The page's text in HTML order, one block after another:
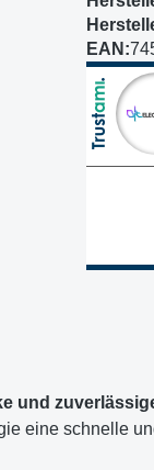
EAN:
und
eine schnelle